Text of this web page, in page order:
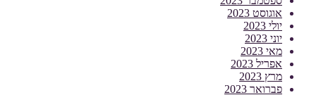
אוגוסט 2023
יולי 2023
יוני 2023
מאי 2023
אפריל 2023
מרץ 2023
פברואר 2023